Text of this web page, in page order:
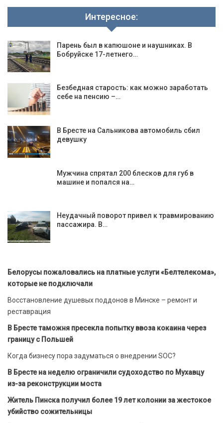
Интересное:
Парень был в капюшоне и наушниках. В
Бобруйске 17-летнего…
Безбедная старость: как можно заработать
себе на пенсию –…
В Бресте на Сальникова автомобиль сбил
девушку
Мужчина спрятал 200 блесков для губ в
машине и попался на…
Неудачный поворот привел к травмированию
пассажира. В…
Белорусы пожаловались на платные услуги «Белтелекома»,
которые не подключали
Восстановление душевых поддонов в Минске – ремонт и
реставрация
В Бресте таможня пресекла попытку ввоза кокаина через
границу с Польшей
Когда бизнесу пора задуматься о внедрении SOC?
В Бресте на неделю ограничили судоходство по Мухавцу
из-за реконструкции моста
Житель Пинска получил более 19 лет колонии за жестокое
убийство сожительницы